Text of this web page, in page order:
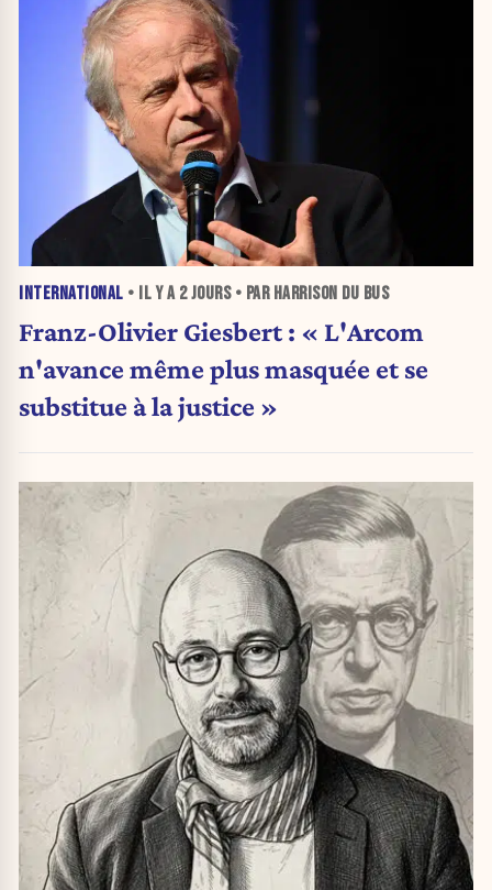
INTERNATIONAL • IL Y A 2 JOURS• PAR HARRISON DU BUS
Franz-Olivier Giesbert : « L'Arcom
n'avance même plus masquée et se
substitue à la justice »